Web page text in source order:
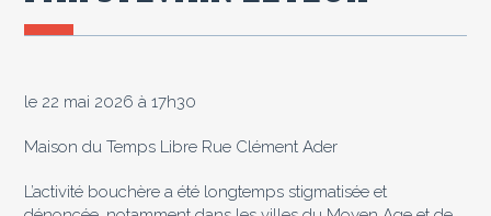
le 22 mai 2026 à 17h30
Maison du Temps Libre Rue Clément Ader
L’activité bouchère a été longtemps stigmatisée et